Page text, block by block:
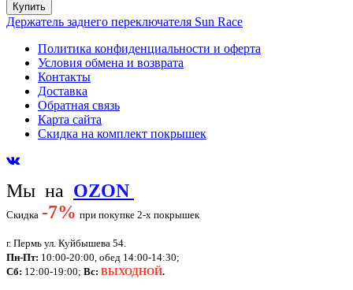
Купить
Держатель заднего переключателя Sun Race
Политика конфиденциальности и оферта
Условия обмена и возврата
Контакты
Доставка
Обратная связь
Карта сайта
Скидка на комплект покрышек
Мы на OZON
Скидка -7% при покупке 2-х покрышек
г. Пермь ул. Куйбышева 54.
Пн-Пт: 10:00-20:00, обед 14:00-14:30;
Сб: 12:00-19:00; Вс: ВЫХОДНОЙ.